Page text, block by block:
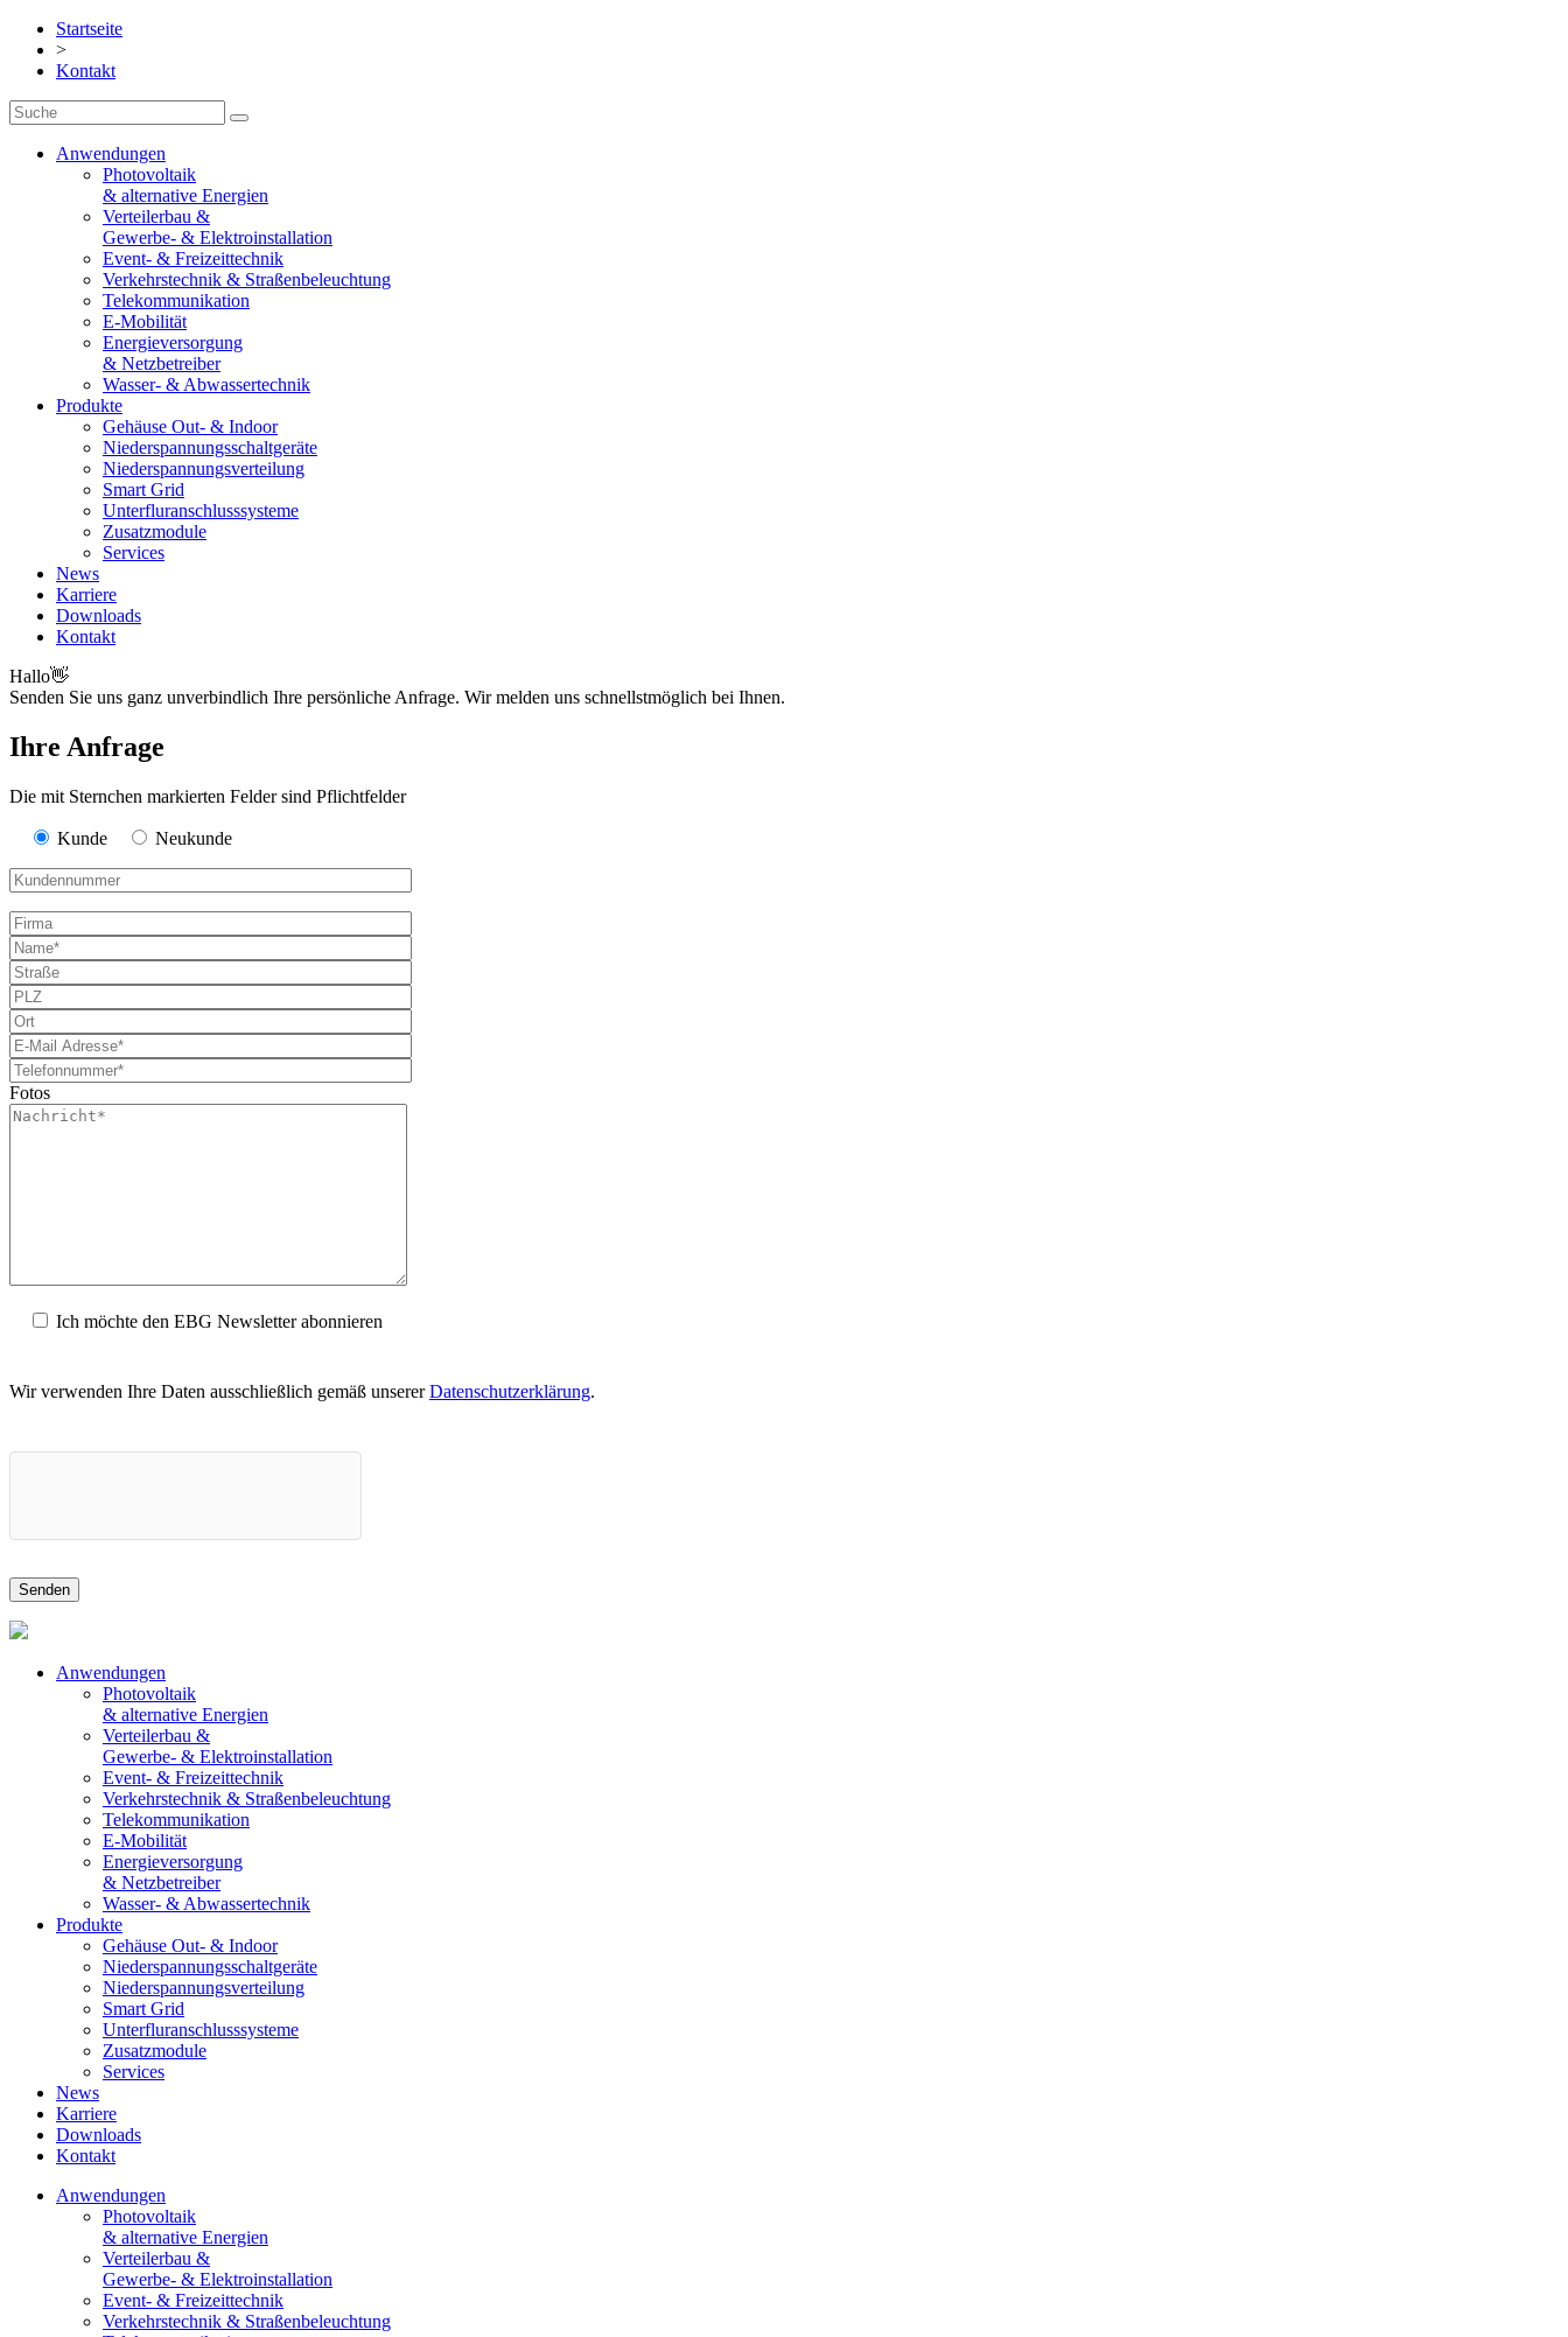
Startseite
>
Kontakt
Anwendungen
Photovoltaik
& alternative Energien
Verteilerbau &
Gewerbe- & Elektroinstallation
Event- & Freizeittechnik
Verkehrstechnik & Straßenbeleuchtung
Telekommunikation
E-Mobilität
Energieversorgung
& Netzbetreiber
Wasser- & Abwassertechnik
Produkte
Gehäuse Out- & Indoor
Niederspannungsschaltgeräte
Niederspannungsverteilung
Smart Grid
Unterfluranschlusssysteme
Zusatzmodule
Services
News
Karriere
Downloads
Kontakt
Hallo👋
Senden Sie uns ganz unverbindlich Ihre persönliche Anfrage. Wir melden uns schnellstmöglich bei Ihnen.
Ihre Anfrage
Die mit Sternchen markierten Felder sind Pflichtfelder
Kunde Neukunde
Fotos
Ich möchte den EBG Newsletter abonnieren
Wir verwenden Ihre Daten ausschließlich gemäß unsererDatenschutzerklärung.
Anwendungen
Photovoltaik
& alternative Energien
Verteilerbau &
Gewerbe- & Elektroinstallation
Event- & Freizeittechnik
Verkehrstechnik & Straßenbeleuchtung
Telekommunikation
E-Mobilität
Energieversorgung
& Netzbetreiber
Wasser- & Abwassertechnik
Produkte
Gehäuse Out- & Indoor
Niederspannungsschaltgeräte
Niederspannungsverteilung
Smart Grid
Unterfluranschlusssysteme
Zusatzmodule
Services
News
Karriere
Downloads
Kontakt
Anwendungen
Photovoltaik
& alternative Energien
Verteilerbau &
Gewerbe- & Elektroinstallation
Event- & Freizeittechnik
Verkehrstechnik & Straßenbeleuchtung